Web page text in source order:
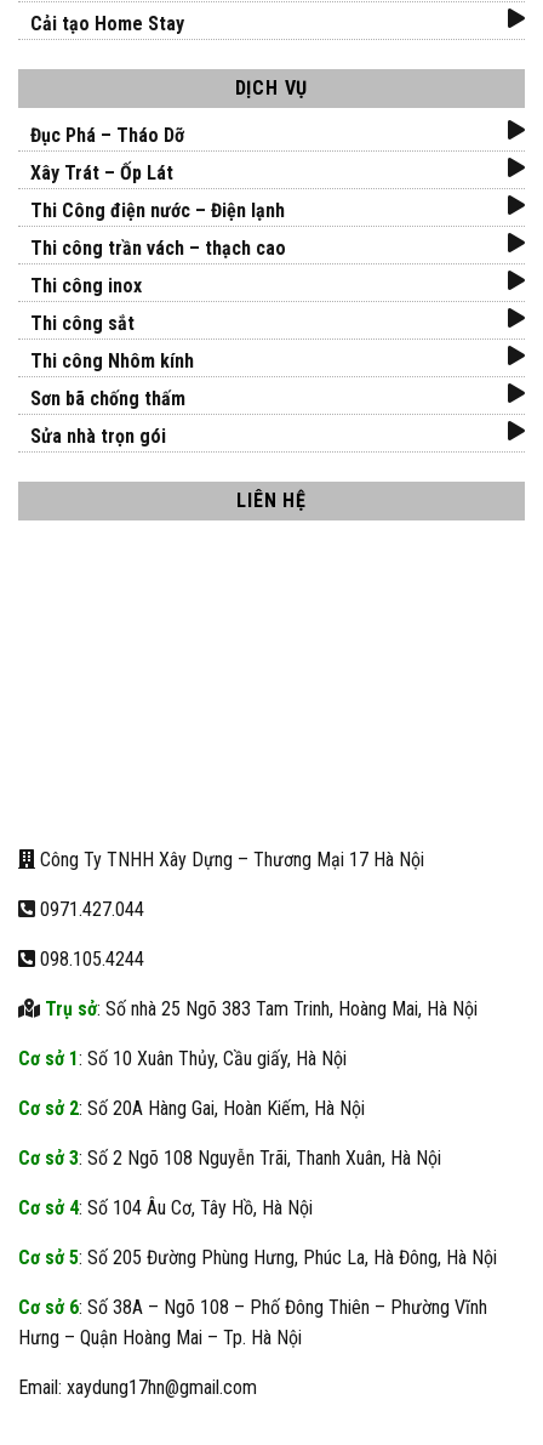
Cải tạo Home Stay
DỊCH VỤ
Đục Phá – Tháo Dỡ
Xây Trát – Ốp Lát
Thi Công điện nước – Điện lạnh
Thi công trần vách – thạch cao
Thi công inox
Thi công sắt
Thi công Nhôm kính
Sơn bã chống thấm
Sửa nhà trọn gói
LIÊN HỆ
Công Ty TNHH Xây Dựng – Thương Mại 17 Hà Nội
0971.427.044
098.105.4244
Trụ sở: Số nhà 25 Ngõ 383 Tam Trinh, Hoàng Mai, Hà Nội
Cơ sở 1: Số 10 Xuân Thủy, Cầu giấy, Hà Nội
Cơ sở 2: Số 20A Hàng Gai, Hoàn Kiếm, Hà Nội
Cơ sở 3: Số 2 Ngõ 108 Nguyễn Trãi, Thanh Xuân, Hà Nội
Cơ sở 4: Số 104 Âu Cơ, Tây Hồ, Hà Nội
Cơ sở 5: Số 205 Đường Phùng Hưng, Phúc La, Hà Đông, Hà Nội
Cơ sở 6: Số 38A – Ngõ 108 – Phố Đông Thiên – Phường Vĩnh
Hưng – Quận Hoàng Mai – Tp. Hà Nội
Email: xaydung17hn@gmail.com